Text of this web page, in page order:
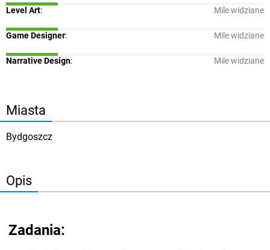
Level Art: Mile widziane
Game Designer: Mile widziane
Narrative Design: Mile widziane
Miasta
Bydgoszcz
Opis
Zadania: